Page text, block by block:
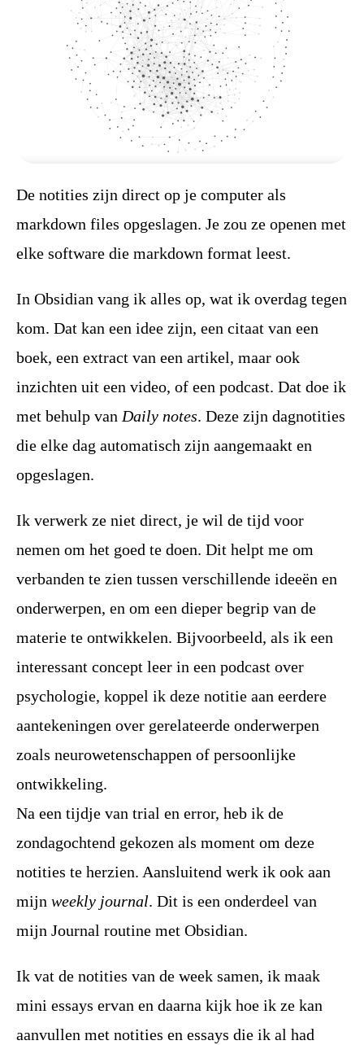
De notities zijn direct op je computer als
markdown files opgeslagen. Je zou ze openen met
elke software die markdown format leest.
In Obsidian vang ik alles op, wat ik overdag tegen
kom. Dat kan een idee zijn, een citaat van een
boek, een extract van een artikel, maar ook
inzichten uit een video, of een podcast. Dat doe ik
met behulp van Daily notes. Deze zijn dagnotities
die elke dag automatisch zijn aangemaakt en
opgeslagen.
Ik verwerk ze niet direct, je wil de tijd voor
nemen om het goed te doen. Dit helpt me om
verbanden te zien tussen verschillende ideeën en
onderwerpen, en om een dieper begrip van de
materie te ontwikkelen. Bijvoorbeeld, als ik een
interessant concept leer in een podcast over
psychologie, koppel ik deze notitie aan eerdere
aantekeningen over gerelateerde onderwerpen
zoals neurowetenschappen of persoonlijke
ontwikkeling.
Na een tijdje van trial en error, heb ik de
zondagochtend gekozen als moment om deze
notities te herzien. Aansluitend werk ik ook aan
mijn weekly journal. Dit is een onderdeel van
mijn Journal routine met Obsidian.
Ik vat de notities van de week samen, ik maak
mini essays ervan en daarna kijk hoe ik ze kan
aanvullen met notities en essays die ik al had